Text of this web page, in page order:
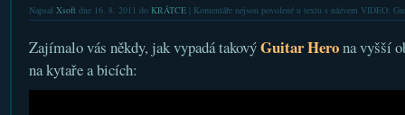
Napsal Xsoftdne 16. 8. 2011 do KRÁTCE| Komentáře nejsou povolenéu textu s názvem VIDEO:
Zajímalo vás někdy, jak vypadá takovýGuitar Herona vyšší
na kytaře a bicích: